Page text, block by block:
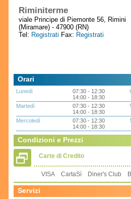
Riminiterme
viale Principe di Piemonte 56, Rimini
(Miramare) - 47900 (RN)
Tel: Registrati Fax: Registrati
Orari
Lunedì
07:30 - 12:30
14:00 - 18:30
Martedì
07:30 - 12:30
14:00 - 18:30
Mercoledì
07:30 - 12:30
14:00 - 18:30
Condizioni e Prezzi
Carte di Credito
VISA CartaSì Diner's Club
Servizi